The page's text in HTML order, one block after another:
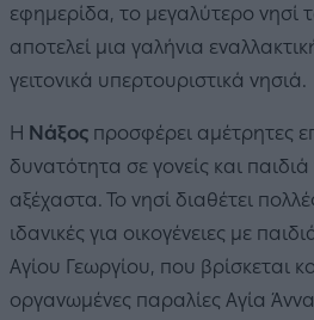
εφημερίδα, το μεγαλύτερο νησί
αποτελεί μια γαλήνια
γειτονικά υπερτουριστικά νησιά.
Η Νάξος προσφέρει αμέτρητες
δυνατότητα σε γονείς και
αξέχαστα. Το νησί διαθέτει
ιδανικές για οικογένειες με
Αγίου Γεωργίου, που βρίσκεται
οργανωμένες παραλίες Αγία